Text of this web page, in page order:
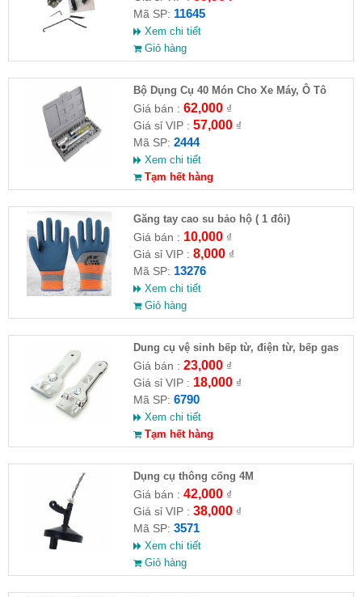
Mã SP: 11645
Xem chi tiết
Giỏ hàng
Bộ Dụng Cụ 40 Món Cho Xe Máy, Ô Tô
Giá bán : 62,000₫
Giá sỉ VIP : 57,000₫
Mã SP: 2444
Xem chi tiết
Tạm hết hàng
Găng tay cao su bảo hộ ( 1 đôi)
Giá bán : 10,000₫
Giá sỉ VIP : 8,000₫
Mã SP: 13276
Xem chi tiết
Giỏ hàng
Dung cụ vệ sinh bếp từ, điện từ, bếp gas
Giá bán : 23,000₫
Giá sỉ VIP : 18,000₫
Mã SP: 6790
Xem chi tiết
Tạm hết hàng
Dụng cụ thông cống 4M
Giá bán : 42,000₫
Giá sỉ VIP : 38,000₫
Mã SP: 3571
Xem chi tiết
Giỏ hàng